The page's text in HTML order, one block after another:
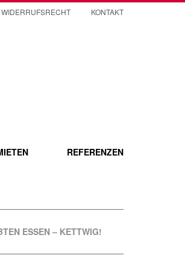
REFERENZEN
WIDERRUFSRECHT KONTAKT
ESSEN – KETTWIG!